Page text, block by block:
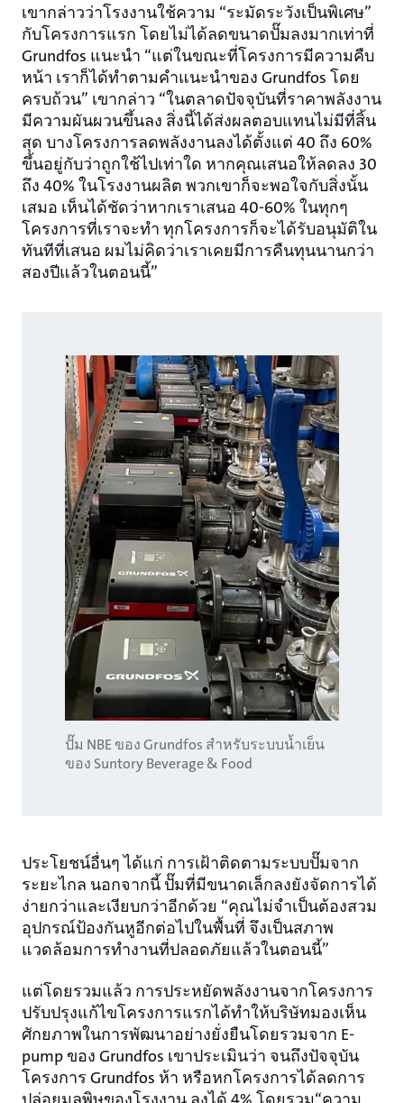
เขากล่าวว่าโรงงานใช้ความ “ระมัดระวังเป็นพิเศษ”
กับโครงการแรก โดยไม่ได้ลดขนาดปั๊มลงมากเท่าที่
Grundfos แนะนำ “แต่ในขณะที่โครงการมีความคืบ
หน้า เราก็ได้ทำตามคำแนะนำของ Grundfos โดย
ครบถ้วน” เขากล่าว “ในตลาดปัจจุบันที่ราคาพลังงาน
มีความผันผวนขึ้นลง สิ่งนี้ได้ส่งผลตอบแทนไม่มีที่สิ้น
สุด บางโครงการลดพลังงานลงได้ตั้งแต่ 40 ถึง 60%
ขึ้นอยู่กับว่าถูกใช้ไปเท่าใด หากคุณเสนอให้ลดลง 30
ถึง 40% ในโรงงานผลิต พวกเขาก็จะพอใจกับสิ่งนั้น
เสมอ เห็นได้ชัดว่าหากเราเสนอ 40-60% ในทุกๆ
โครงการที่เราจะทำ ทุกโครงการก็จะได้รับอนุมัติใน
ทันทีที่เสนอ ผมไม่คิดว่าเราเคยมีการคืนทุนนานกว่า
สองปีแล้วในตอนนี้”
ปั๊ม NBE ของ Grundfos สำหรับระบบน้ำเย็น
ของ Suntory Beverage & Food
ประโยชน์อื่นๆ ได้แก่ การเฝ้าติดตามระบบปั๊มจาก
ระยะไกล นอกจากนี้ ปั๊มที่มีขนาดเล็กลงยังจัดการได้
ง่ายกว่าและเงียบกว่าอีกด้วย “คุณไม่จำเป็นต้องสวม
อุปกรณ์ป้องกันหูอีกต่อไปในพื้นที่ จึงเป็นสภาพ
แวดล้อมการทำงานที่ปลอดภัยแล้วในตอนนี้”
แต่โดยรวมแล้ว การประหยัดพลังงานจากโครงการ
ปรับปรุงแก้ไขโครงการแรกได้ทำให้บริษัทมองเห็น
ศักยภาพในการพัฒนาอย่างยั่งยืนโดยรวมจาก E-
pump ของ Grundfos เขาประเมินว่า จนถึงปัจจุบัน
โครงการ Grundfos ห้า หรือหกโครงการได้ลดการ